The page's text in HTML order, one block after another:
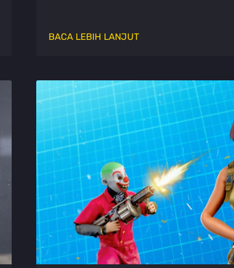
BACA LEBIH LANJUT